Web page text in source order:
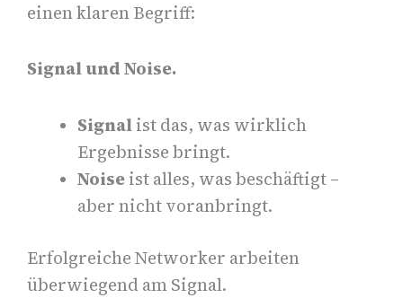
einen klaren Begriff:
Signal und Noise.
Signal ist das, was wirklich
Ergebnisse bringt.
Noise ist alles, was beschäftigt –
aber nicht voranbringt.
Erfolgreiche Networker arbeiten
überwiegend am Signal.